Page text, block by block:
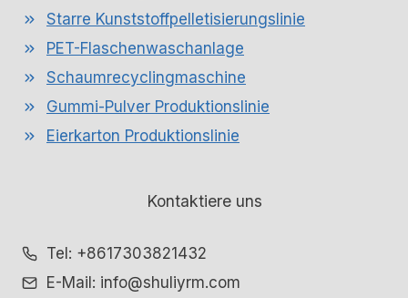
Starre Kunststoffpelletisierungslinie
PET-Flaschenwaschanlage
Schaumrecyclingmaschine
Gummi-Pulver Produktionslinie
Eierkarton Produktionslinie
Kontaktiere uns
Tel: +8617303821432
E-Mail: info@shuliyrm.com